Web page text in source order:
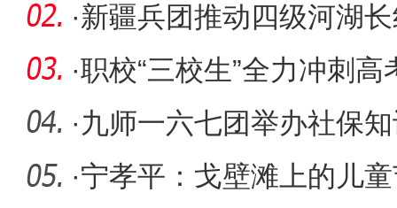
素质
·新疆兵团推动四级河湖
·职校“三校生”全力冲刺高
·九师一六七团举办社保
·宁孝平：戈壁滩上的儿